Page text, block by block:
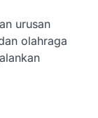
urusan
olahraga